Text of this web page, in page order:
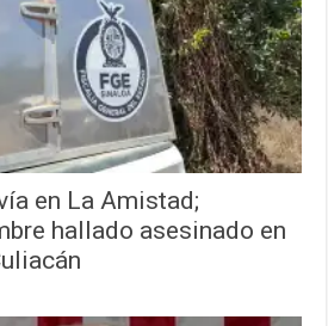
en La Amistad;
hallado asesinado en